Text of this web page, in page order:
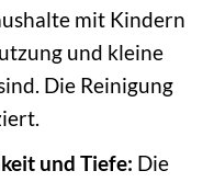
mit Kindern
und kleine
Die Reinigung
und Tiefe: Die